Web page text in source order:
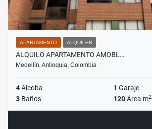
APARTAMENTO ALQUILER
ALQUILO APARTAMENTO AMOBL…
Medellín, Antioquia, Colombia
4Alcoba 1 Garaje
3 Baños 120Área m2